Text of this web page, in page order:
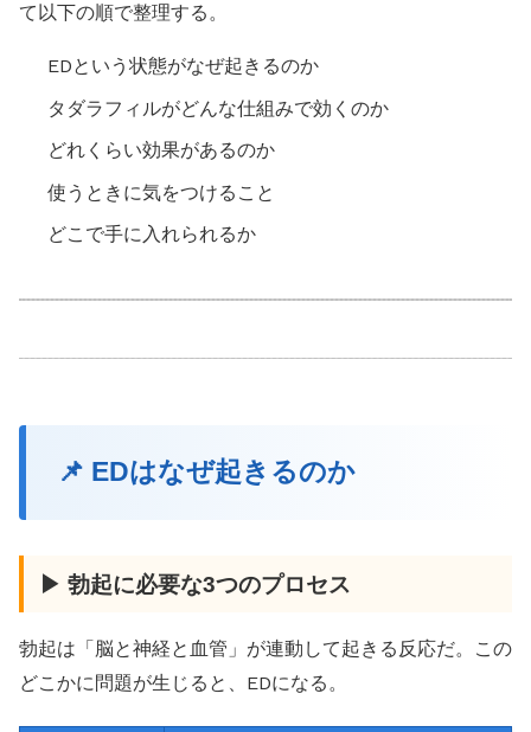
て以下の順で整理する。
EDという状態がなぜ起きるのか
タダラフィルがどんな仕組みで効くのか
どれくらい効果があるのか
使うときに気をつけること
どこで手に入れられるか
📌 EDはなぜ起きるのか
▶ 勃起に必要な3つのプロセス
勃起は「脳と神経と血管」が連動して起きる反応だ。この
どこかに問題が生じると、EDになる。